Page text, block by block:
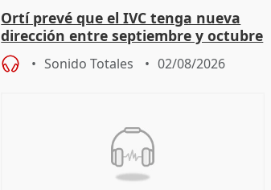
Ortí prevé que el IVC tenga nueva
dirección entre septiembre y octubre
Sonido Totales 02/08/2026